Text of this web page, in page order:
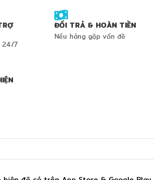
24/7
ĐỔI TRẢ & HOÀN TIỀN
Nếu hàng gặp vấn đề